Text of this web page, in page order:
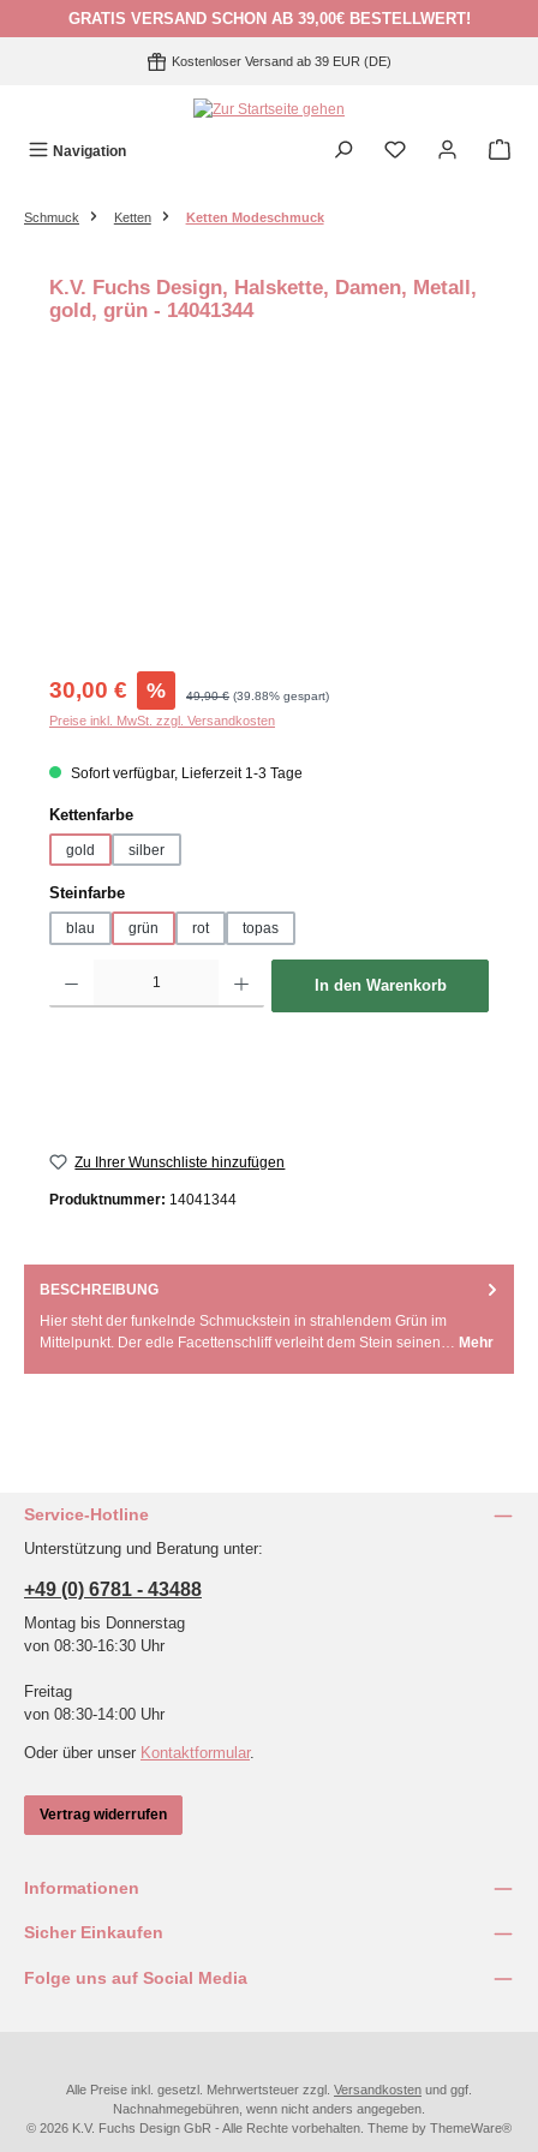
Zum Hauptinhalt springen
GRATIS VERSAND SCHON AB 39,00€ BESTELLWERT!
Kostenloser Versand ab 39 EUR (DE)
Navigation
Schmuck Ketten Ketten Modeschmuck
K.V. Fuchs Design, Halskette, Damen, Metall,
gold, grün - 14041344
Verkaufspreis:
30,00 € % Regulärer Preis:
49,90 € (39.88% gespart)
Preise inkl. MwSt. zzgl. Versandkosten
Sofort verfügbar, Lieferzeit 1-3 Tage
Kettenfarbeauswählen
gold silber
Steinfarbeauswählen
blau grün rot topas
In den Warenkorb
Zu Ihrer Wunschliste hinzufügen
Produktnummer: 14041344
BESCHREIBUNG
Hier steht der funkelnde Schmuckstein in strahlendem Grün im
Mittelpunkt. Der edle Facettenschliff verleiht dem Stein seinen… Mehr
Service-Hotline
Unterstützung und Beratung unter:
+49 (0) 6781 - 43488
Montag bis Donnerstag
von 08:30-16:30 Uhr
Freitag
von 08:30-14:00 Uhr
Oder über unser Kontaktformular.
Vertrag widerrufen
Informationen
Sicher Einkaufen
Folge uns auf Social Media
Alle Preise inkl. gesetzl. Mehrwertsteuer zzgl. Versandkosten und ggf.
Nachnahmegebühren, wenn nicht anders angegeben.
© 2026 K.V. Fuchs Design GbR - Alle Rechte vorbehalten. Theme by ThemeWare®